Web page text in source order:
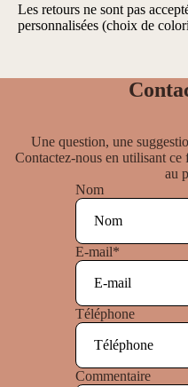
Les retours ne sont pas
personnalisées (choix de
Une question, une
Contactez-nous en utilisant
au
Nom
E-mail*
Téléphone
Commentaire